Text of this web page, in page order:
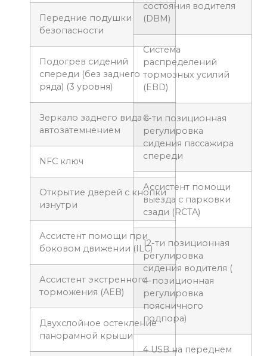
Передние подушки
безопасности
Подогрев сидений
спереди (без заднего
ряда) (3 уровня)
Зеркало заднего вида с
автозатемнением
NFC ключ
Открытие дверей с кнопки
изнутри
Ассистент помощи при
боковом движении (ILC)
Ассистент экстренного
торможения (AEB)
Двухслойное остекление
панорамной крыши
состояния водителя
(DBM)
Система
распределений
тормозных усилий
(EBD)
6-ти позиционная
регулировка
сидения пассажира
спереди
Ассистент помощи
выезда с парковки
сзади (RCTA)
12-ти позиционная
регулировка
сидения водителя (
4-позиционная
регулировка
поясничного
подпора)
4 USB на переднем